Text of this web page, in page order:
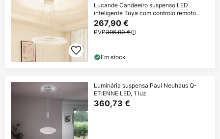
Lucande Candeeiro suspenso LED
inteligente Tuya com controlo remoto
CCT
267,90 €
PVP396,90 €
Em stock
Luminária suspensa Paul Neuhaus Q-
ETIENNE LED, 1 luz
360,73 €